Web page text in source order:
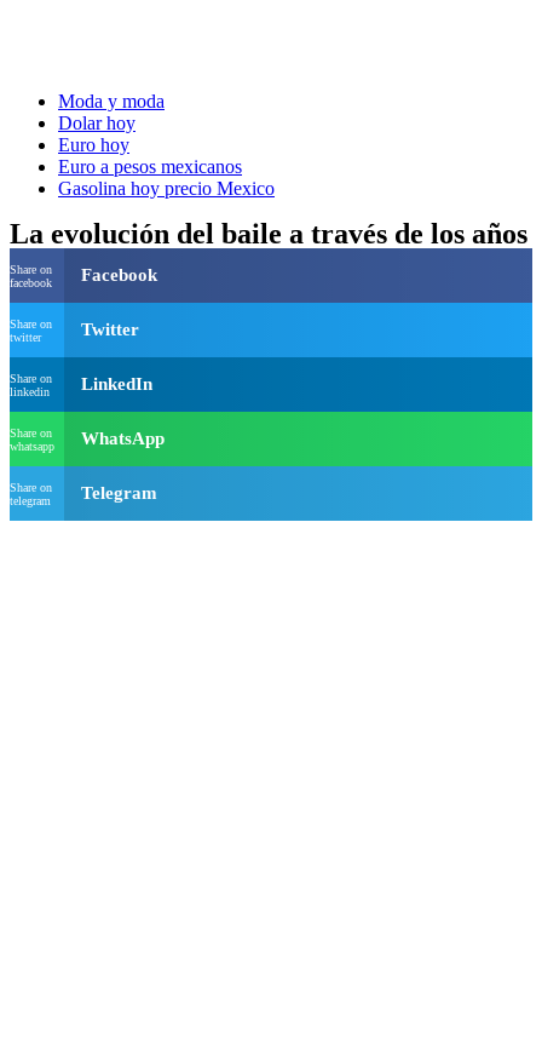
Moda y moda
Dolar hoy
Euro hoy
Euro a pesos mexicanos
Gasolina hoy precio Mexico
La evolución del baile a través de los años
Share on
facebook
Facebook
Share on
twitter
Twitter
Share on
linkedin
LinkedIn
Share on
whatsapp
WhatsApp
Share on
telegram
Telegram